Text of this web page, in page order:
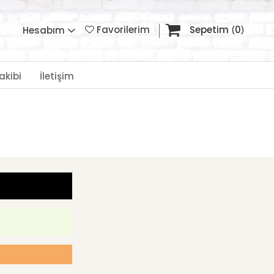
Sepetim 0
Favorilerim
Hesabım
İletişim